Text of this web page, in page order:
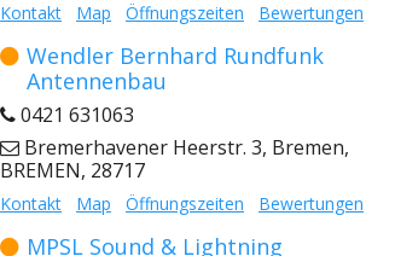
Kontakt Map Öffnungszeiten Bewertungen
Wendler Bernhard Rundfunk
Antennenbau
0421 631063
Bremerhavener Heerstr. 3, Bremen,
BREMEN, 28717
Kontakt Map Öffnungszeiten Bewertungen
MPSL Sound & Lightning